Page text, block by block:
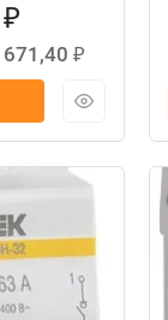
₽
671,40 ₽